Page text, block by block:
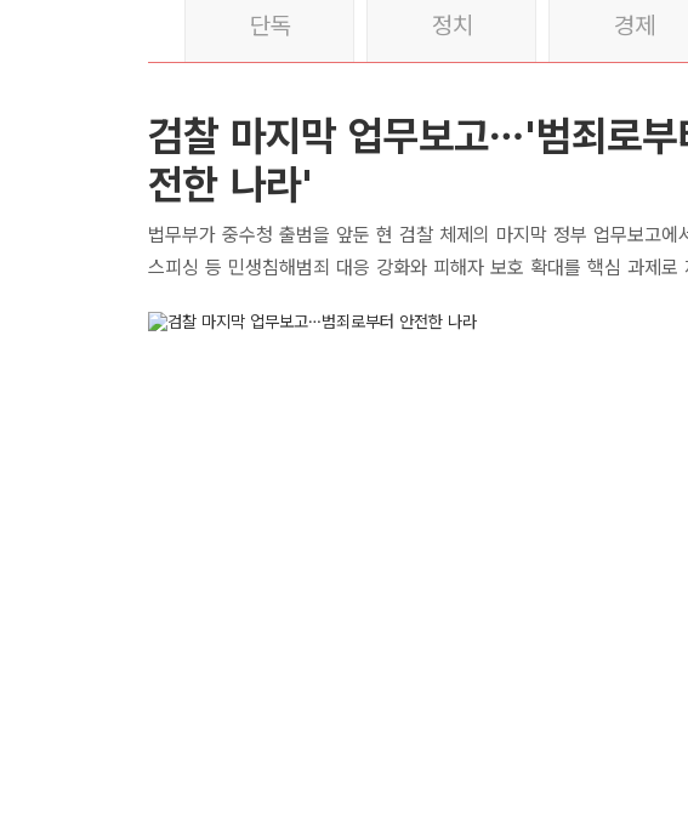
단독 정치 경제
검찰 마지막 업무보고…'범죄로부
전한 나라'
법무부가 중수청 출범을 앞둔 현 검찰 체제의 마지막 정부 업무보고에
스피싱 등 민생침해범죄 대응 강화와 피해자 보호 확대를 핵심 과제로
획을 보고했다.상반기 법무부는 보이스피싱·마약 등 민생침해범죄에 엄